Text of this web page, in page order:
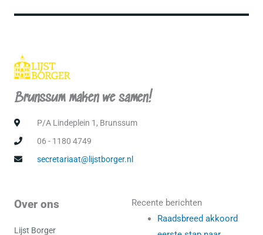
Brunssum maken we samen!
P/A Lindeplein 1, Brunssum
06 - 1180 4749
secretariaat@lijstborger.nl
Over ons
Lijst Borger
Recente berichten
Raadsbreed akkoord